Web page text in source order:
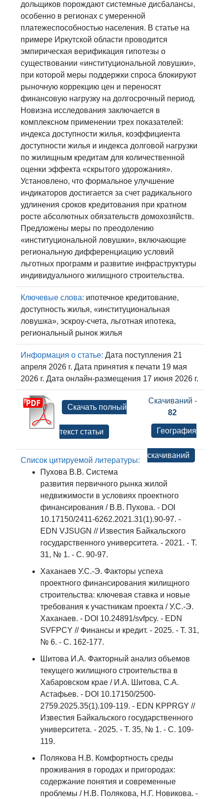
дольщиков порождают системные дисбалансы,
особенно в регионах с умеренной
платежеспособностью населения. В статье на
примере Иркутской области проводится
эмпирическая верификация гипотезы о
существовании «институциональной ловушки»,
при которой меры поддержки спроса блокируют
рыночную коррекцию цен и переносят
финансовую нагрузку на долгосрочный период.
Новизна исследования заключается в
комплексном применении трех показателей:
индекса доступности жилья, коэффициента
доступности жилья и индекса долговой нагрузки
по жилищным кредитам для количественной
оценки эффекта «скрытого удорожания».
Установлено, что формальное улучшение
индикаторов достигается за счет радикального
удлинения сроков кредитования при кратном
росте абсолютных обязательств домохозяйств.
Предложены меры по преодолению
«институциональной ловушки», включающие
региональную дифференциацию условий
льготных программ и развитие инфраструктуры
индивидуального жилищного строительства.
Ключевые слова: ипотечное кредитование,
доступность жилья, «институциональная
ловушка», эскроу-счета, льготная ипотека,
региональный рынок жилья
Информация о статье: Дата поступления 21
апреля 2026 г. Дата принятия к печати 19 мая
2026 г. Дата онлайн-размещения 17 июня 2026 г.
Скачиваний -
82
География
скачиваний
Скачать полный
текст статьи
Список цитируемой литературы:
Пухова В.В. Система
развития первичного рынка жилой
недвижимости в условиях проектного
финансирования / В.В. Пухова. - DOI
10.17150/2411-6262.2021.31(1).90-97. -
EDN VJSUGN // Известия Байкальского
государственного университета. - 2021. - Т.
31, № 1. - С. 90-97.
Хаханаев У.С.-Э. Факторы успеха
проектного финансирования жилищного
строительства: ключевая ставка и новые
требования к участникам проекта / У.С.-Э.
Хаханаев. - DOI 10.24891/svfpcy. - EDN
SVFPCY // Финансы и кредит. - 2025. - T. 31,
№ 6. - С. 162-177.
Шитова И.А. Факторный анализ объемов
текущего жилищного строительства в
Хабаровском крае / И.А. Шитова, С.А.
Астафьев. - DOI 10.17150/2500-
2759.2025.35(1).109-119. - EDN KPPRGY //
Известия Байкальского государственного
университета. - 2025. - Т. 35, № 1. - С. 109-
119.
Полякова Н.В. Комфортность среды
проживания в городах и пригородах:
содержание понятия и современные
проблемы / Н.В. Полякова, Н.Г. Новикова. -